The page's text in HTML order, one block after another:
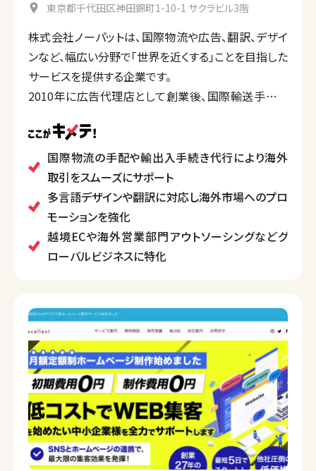
東京都千代田区神田錦町1-10-1 サクラビル3階
株式会社ノーパットは、国際物流や広告、翻訳、デザイ
ンなど、幅広い分野で「世界を近くする」ことを目指した
サービスを提供する企業です。
2010年に広告代理店として創業後、国際輸送手配や
ソーシングなど、国際ビジネスに特化したサービスを
展開しています。
輸出入に関わる貿易手続きのサポートから、広告制
作、翻訳、越境マーケティングまで、企業のグローバル
展開を包括的に支援します。
国際物流の手配や輸出入手続き代行により海外
取引をスムーズにサポート
多言語デザインや翻訳に対応し海外市場へのプロ
モーションを強化
越境ECや海外営業部門アウトソーシングなどグ
ローバルビジネスに特化